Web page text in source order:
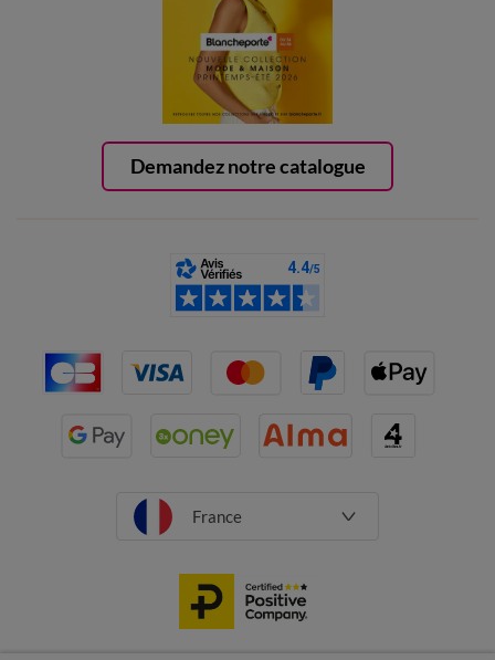
Demandez notre catalogue
France